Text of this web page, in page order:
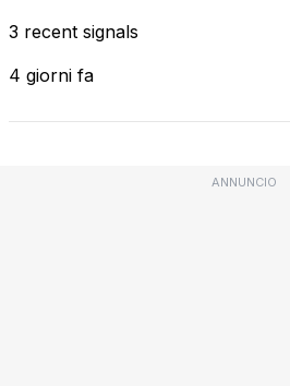
3 recent signals
4 giorni fa
ANNUNCIO